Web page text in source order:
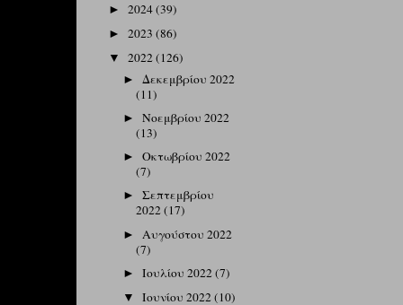
► 2024(39)
► 2023 (86)
▼ 2022(126)
►Δεκεμβρίου 2022
(11)
►Νοεμβρίου 2022
(13)
►Οκτωβρίου 2022
(7)
►Σεπτεμβρίου
2022(17)
► Αυγούστου 2022
(7)
►Ιουλίου 2022(7)
▼Ιουνίου 2022(10)